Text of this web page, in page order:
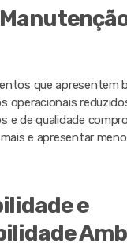
que apresentem
operacionais
e de qualidade
e apresentar
e